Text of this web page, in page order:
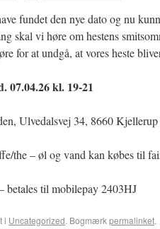
fundet den nye dato og nu
skal vi høre om hestens
for at undgå, at vores heste
07.04.26 kl. 19-21
Ulvedalsvej 34, 8660 Kjellerup
the – øl og vand kan købes til
betales til mobilepay 2403HJ
i Uncategorized. Bogmærkpermalinket.